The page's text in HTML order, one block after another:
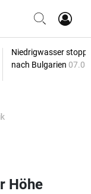
Niedrigwasser
nach Bulgarien
Höhe